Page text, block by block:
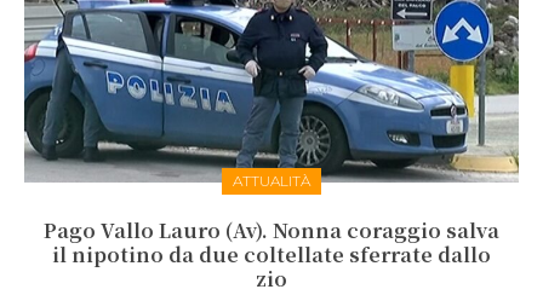
ATTUALITÀ
Pago Vallo Lauro (Av). Nonna coraggio salva
il nipotino da due coltellate sferrate dallo
zio